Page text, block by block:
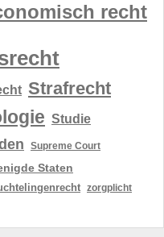
recht
Strafrecht
Studie
Supreme Court
Staten
zorgplicht